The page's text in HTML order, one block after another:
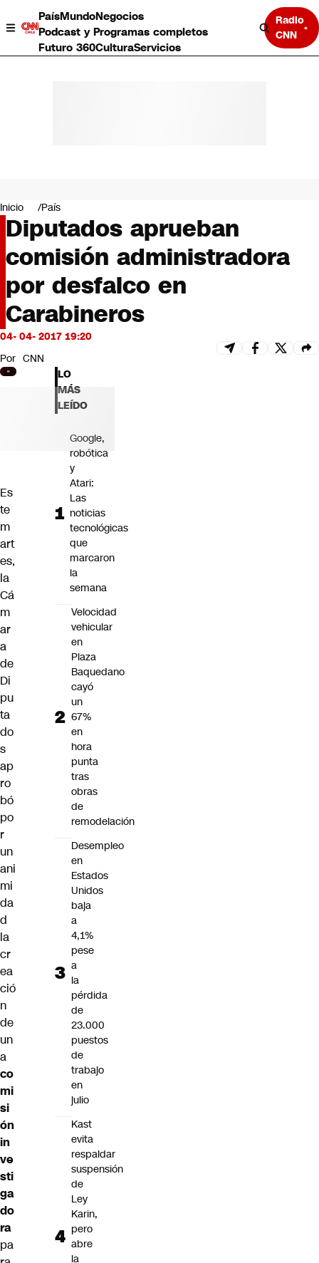
PaísMundoNegocios
Podcast y Programas completos
Futuro 360CulturaServicios
Radio
CNN
Negocios
Deportes
Programas completos
Cultura
Servicios
Bits
CNN tiempo
Futuro 360
Inicio País
Diputados aprueban
comisión administradora
por desfalco en
Carabineros
04- 04- 2017 19:20
Por CNN
Es
te
m
art
es,
la
Cá
m
ar
a
de
Di
pu
ta
do
s
ap
ro
bó
po
r
un
ani
mi
da
d
la
cr
ea
ció
n
de
un
a
co
mi
si
ón
in
ve
sti
ga
do
ra
pa
LO
MÁS
LEÍDO
Google,
robótica
y
Atari:
Las
noticias
tecnológicas
que
marcaron
la
semana
Velocidad
vehicular
en
Plaza
Baquedano
cayó
un
67%
en
hora
punta
tras
obras
de
remodelación
Desempleo
en
Estados
Unidos
baja
a
4,1%
pese
a
la
pérdida
de
23.000
puestos
de
trabajo
en
julio
Kast
evita
respaldar
suspensión
de
Ley
Karin,
pero
abre
la